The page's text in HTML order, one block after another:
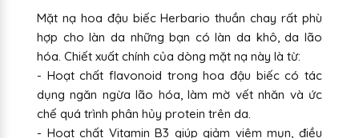
Mặt nạ hoa đậu biếc Herbario thuần chay rất phù
hợp cho làn da những bạn có làn da khô, da lão
hóa. Chiết xuất chính của dòng mặt nạ này là từ:
- Hoạt chất flavonoid trong hoa đậu biếc có tác
dụng ngăn ngừa lão hóa, làm mờ vết nhăn và ức
chế quá trình phân hủy protein trên da.
- Hoạt chất Vitamin B3 giúp giảm viêm mụn, điều